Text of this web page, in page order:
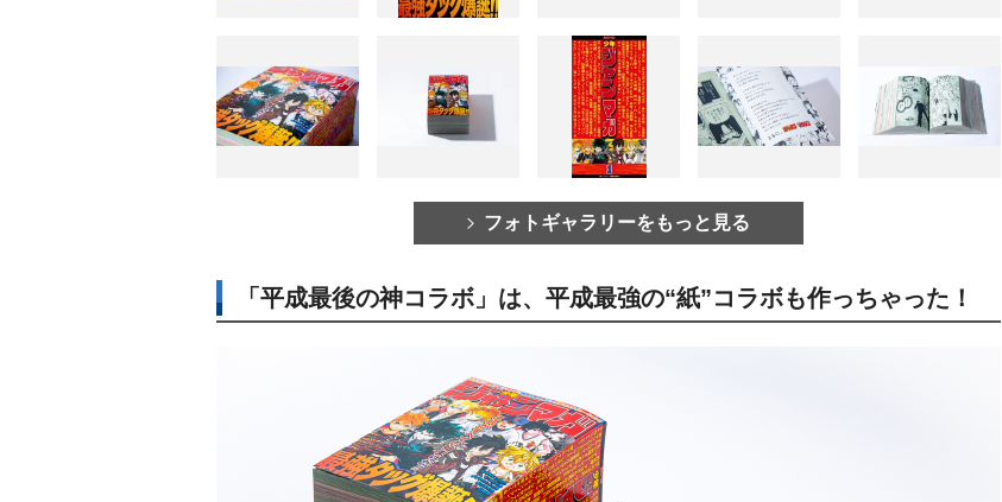
フォトギャラリーをもっと見る
「平成最後の神コラボ」は、平成最強の“紙”コラボも作っちゃった！